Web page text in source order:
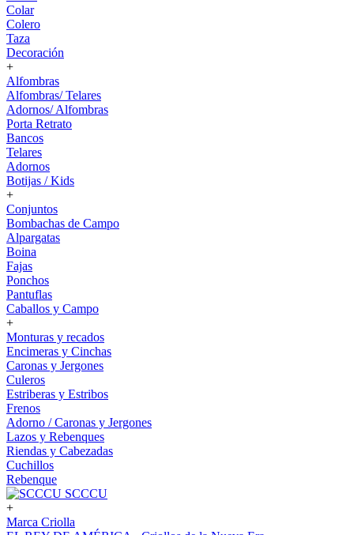
Colar
Colero
Taza
Decoración
+
Alfombras
Alfombras/ Telares
Adornos/ Alfombras
Porta Retrato
Bancos
Telares
Adornos
Botijas / Kids
+
Conjuntos
Bombachas de Campo
Alpargatas
Boina
Fajas
Ponchos
Pantuflas
Caballos y Campo
+
Monturas y recados
Encimeras y Cinchas
Caronas y Jergones
Culeros
Estriberas y Estribos
Frenos
Adorno / Caronas y Jergones
Lazos y Rebenques
Riendas y Cabezadas
Cuchillos
Rebenque
SCCCU
+
Marca Criolla